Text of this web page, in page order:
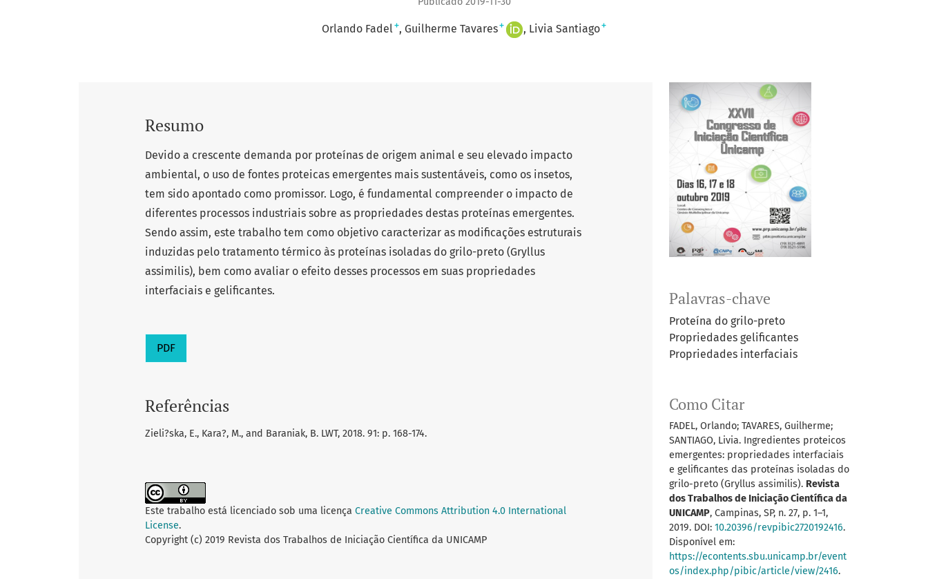
Orlando Fadel+ Guilherme Tavares+ Livia Santiago+
Palavras-chave
Proteína do grilo-preto
Propriedades gelificantes
Propriedades interfaciais
Como Citar
FADEL, Orlando; TAVARES, Guilherme;
SANTIAGO, Livia. Ingredientes proteicos
emergentes: propriedades interfaciais
e gelificantes das proteínas isoladas do
grilo-preto (Gryllus assimilis). Revista
dos Trabalhos de Iniciação Científica da
UNICAMP, Campinas, SP, n. 27, p. 1–1,
2019. DOI: 10.20396/revpibic2720192416.
Disponível em:
https://econtents.sbu.unicamp.br/event
os/index.php/pibic/article/view/2416.
Resumo
Devido a crescente demanda por proteínas de origem animal e seu elevado impacto
ambiental, o uso de fontes proteicas emergentes mais sustentáveis, como os insetos,
tem sido apontado como promissor. Logo, é fundamental compreender o impacto de
diferentes processos industriais sobre as propriedades destas proteínas emergentes.
Sendo assim, este trabalho tem como objetivo caracterizar as modificações estruturais
induzidas pelo tratamento térmico às proteínas isoladas do grilo-preto (Gryllus
assimilis), bem como avaliar o efeito desses processos em suas propriedades
interfaciais e gelificantes.
PDF
Referências
Zieli?ska, E., Kara?, M., and Baraniak, B. LWT, 2018. 91: p. 168-174.
Este trabalho está licenciado sob uma licença Creative Commons Attribution 4.0 International
License.
Copyright (c) 2019 Revista dos Trabalhos de Iniciação Científica da UNICAMP